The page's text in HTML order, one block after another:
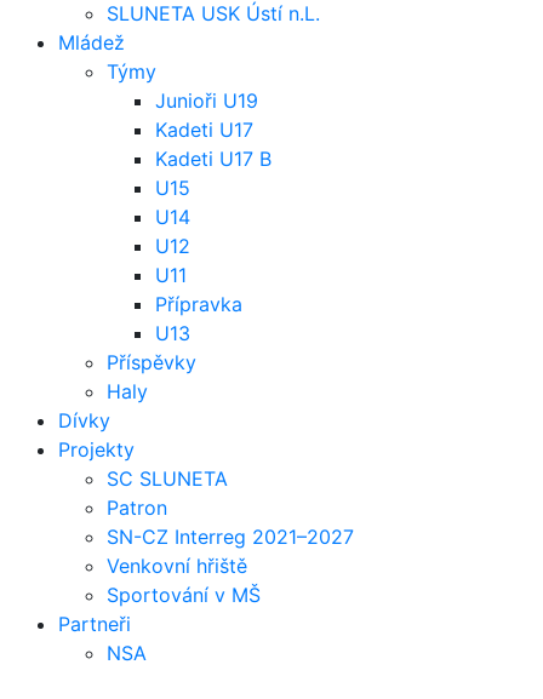
SLUNETA USK Ústí n.L.
Mládež
Týmy
Junioři U19
Kadeti U17
Kadeti U17 B
U15
U14
U12
U11
Přípravka
U13
Příspěvky
Haly
Dívky
Projekty
SC SLUNETA
Patron
SN-CZ Interreg 2021–2027
Venkovní hřiště
Sportování v MŠ
Partneři
NSA